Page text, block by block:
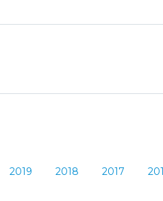
2019 2018 2017